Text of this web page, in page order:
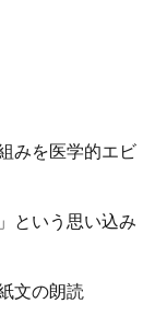
みを医学的エビ
という思い込み
文の朗読